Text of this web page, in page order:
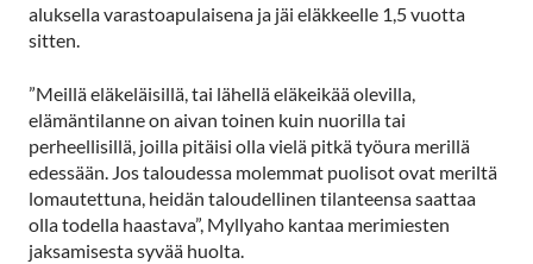
aluksella varastoapulaisena ja jäi eläkkeelle 1,5 vuotta
sitten.
”Meillä eläkeläisillä, tai lähellä eläkeikää olevilla,
elämäntilanne on aivan toinen kuin nuorilla tai
perheellisillä, joilla pitäisi olla vielä pitkä työura merillä
edessään. Jos taloudessa molemmat puolisot ovat meriltä
lomautettuna, heidän taloudellinen tilanteensa saattaa
olla todella haastava”, Myllyaho kantaa merimiesten
jaksamisesta syvää huolta.